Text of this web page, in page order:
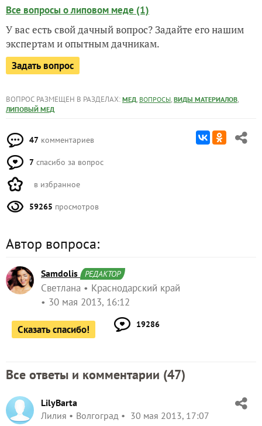
Все вопросы о липовом меде (1)
У вас есть свой дачный вопрос? Задайте его нашим
экспертам и опытным дачникам.
Задать вопрос
ВОПРОС РАЗМЕЩЕН В РАЗДЕЛАХ: МЕД, ВОПРОСЫ, ВИДЫ МАТЕРИАЛОВ,
ЛИПОВЫЙ МЕД
47 комментариев
7 спасибо за вопрос
в избранное
59265 просмотров
Автор вопроса:
Samdolis РЕДАКТОР
Светлана
Краснодарский край
30 мая 2013, 16:12
Сказать спасибо! 19286
Все ответы и комментарии (47)
LilyBarta
Лилия
Волгоград 30 мая 2013, 17:07